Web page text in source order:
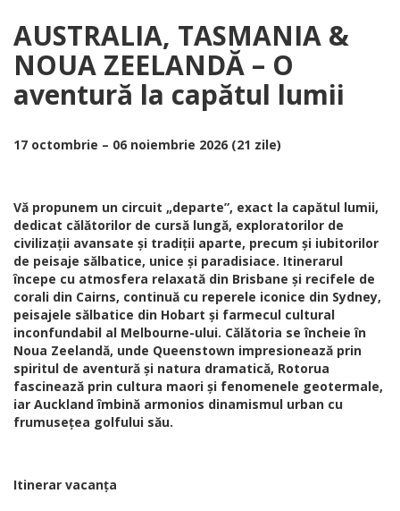
AUSTRALIA, TASMANIA &
NOUA ZEELANDĂ – O
aventură la capătul lumii
17 octombrie – 06 noiembrie 2026 (21 zile)
Vă propunem un circuit „departe”, exact la capătul lumii,
dedicat călătorilor de cursă lungă, exploratorilor de
civilizații avansate și tradiții aparte, precum și iubitorilor
de peisaje sălbatice, unice și paradisiace. Itinerarul
începe cu atmosfera relaxată din Brisbane și recifele de
corali din Cairns, continuă cu reperele iconice din Sydney,
peisajele sălbatice din Hobart și farmecul cultural
inconfundabil al Melbourne-ului. Călătoria se încheie în
Noua Zeelandă, unde Queenstown impresionează prin
spiritul de aventură și natura dramatică, Rotorua
fascinează prin cultura maori și fenomenele geotermale,
iar Auckland îmbină armonios dinamismul urban cu
frumusețea golfului său.
Itinerar vacanța